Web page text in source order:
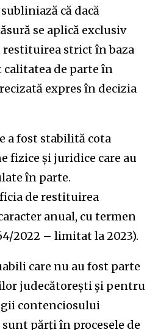
că dacă
se aplică exclusiv
strict în baza
calitatea de parte în
expres în decizia
a fost stabilită cota
fizice și juridice care au
în parte.
de restituirea
anual, cu termen
2022 – limitat la 2023).
care nu au fost parte
judecătorești și pentru
contenciosului
părți în procesele de